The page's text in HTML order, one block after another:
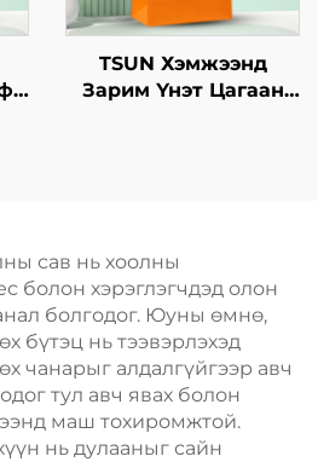
TSUN Хэмжээнд
Зарим Үнэт Цагаан
сав нь хоолны
болон хэрэглэгчдэд олон
болгодог. Юуны өмнө,
бүтэц нь тээвэрлэхэд
чанарыг алдалгүйгээр авч
тул авч явах болон
маш тохиромжтой.
нь дулааныг сайн